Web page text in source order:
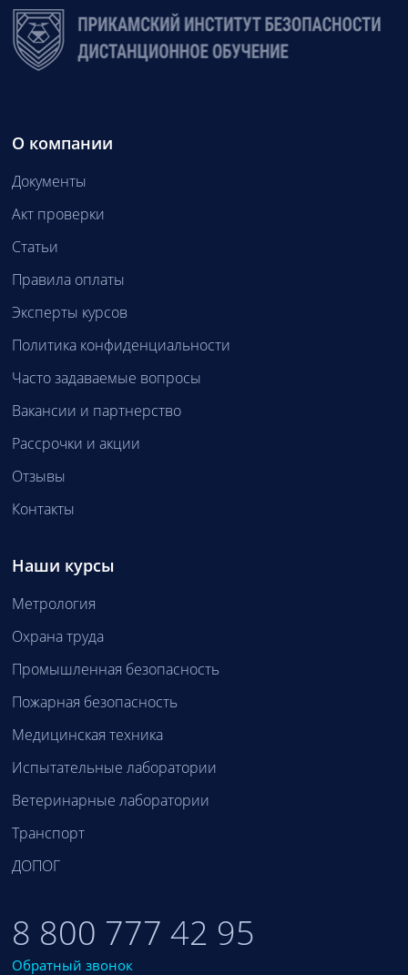
О компании
Документы
Акт проверки
Статьи
Правила оплаты
Эксперты курсов
Политика конфиденциальности
Часто задаваемые вопросы
Вакансии и партнерство
Рассрочки и акции
Отзывы
Контакты
Наши курсы
Метрология
Охрана труда
Промышленная безопасность
Пожарная безопасность
Медицинская техника
Испытательные лаборатории
Ветеринарные лаборатории
Транспорт
ДОПОГ
8 800 777 42 95
Обратный звонок